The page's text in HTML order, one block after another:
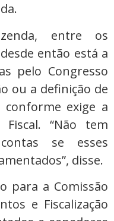
entre os
então está a
pelo Congresso
ou a definição de
exige a
Fiscal. “Não tem
se esses
disse.
para a Comissão
e Fiscalização